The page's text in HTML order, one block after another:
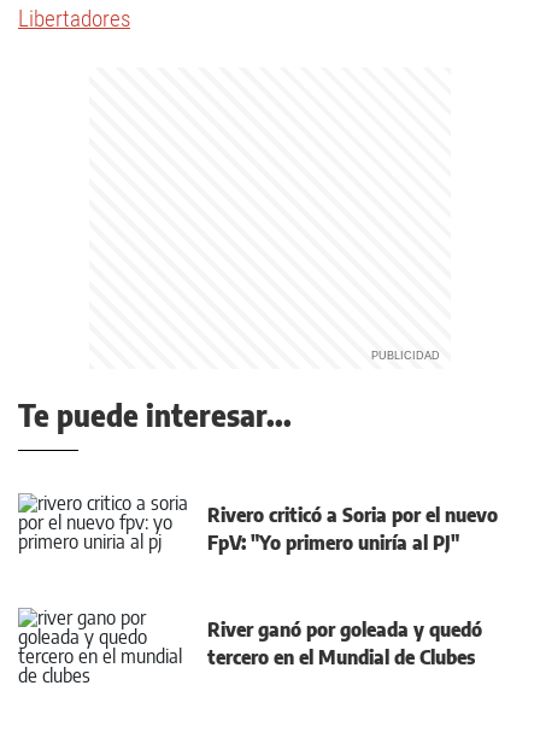
Libertadores
Te puede interesar...
Rivero criticó a Soria por el nuevo
FpV: "Yo primero uniría al PJ"
River ganó por goleada y quedó
tercero en el Mundial de Clubes